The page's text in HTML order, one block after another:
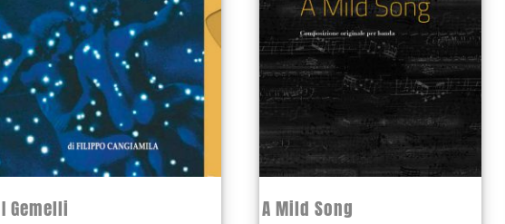
I Gemelli A Mild Song